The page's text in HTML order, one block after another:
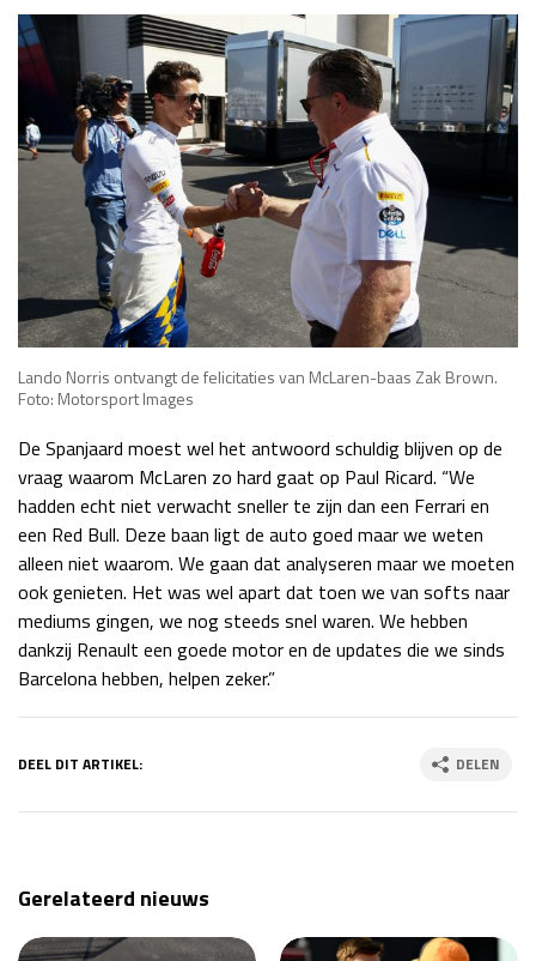
Lando Norris ontvangt de felicitaties van McLaren-baas Zak Brown.
Foto: Motorsport Images
De Spanjaard moest wel het antwoord schuldig blijven op de
vraag waarom McLaren zo hard gaat op Paul Ricard. “We
hadden echt niet verwacht sneller te zijn dan een Ferrari en
een Red Bull. Deze baan ligt de auto goed maar we weten
alleen niet waarom. We gaan dat analyseren maar we moeten
ook genieten. Het was wel apart dat toen we van softs naar
mediums gingen, we nog steeds snel waren. We hebben
dankzij Renault een goede motor en de updates die we sinds
Barcelona hebben, helpen zeker.”
DEEL DIT ARTIKEL: DELEN
Gerelateerd nieuws